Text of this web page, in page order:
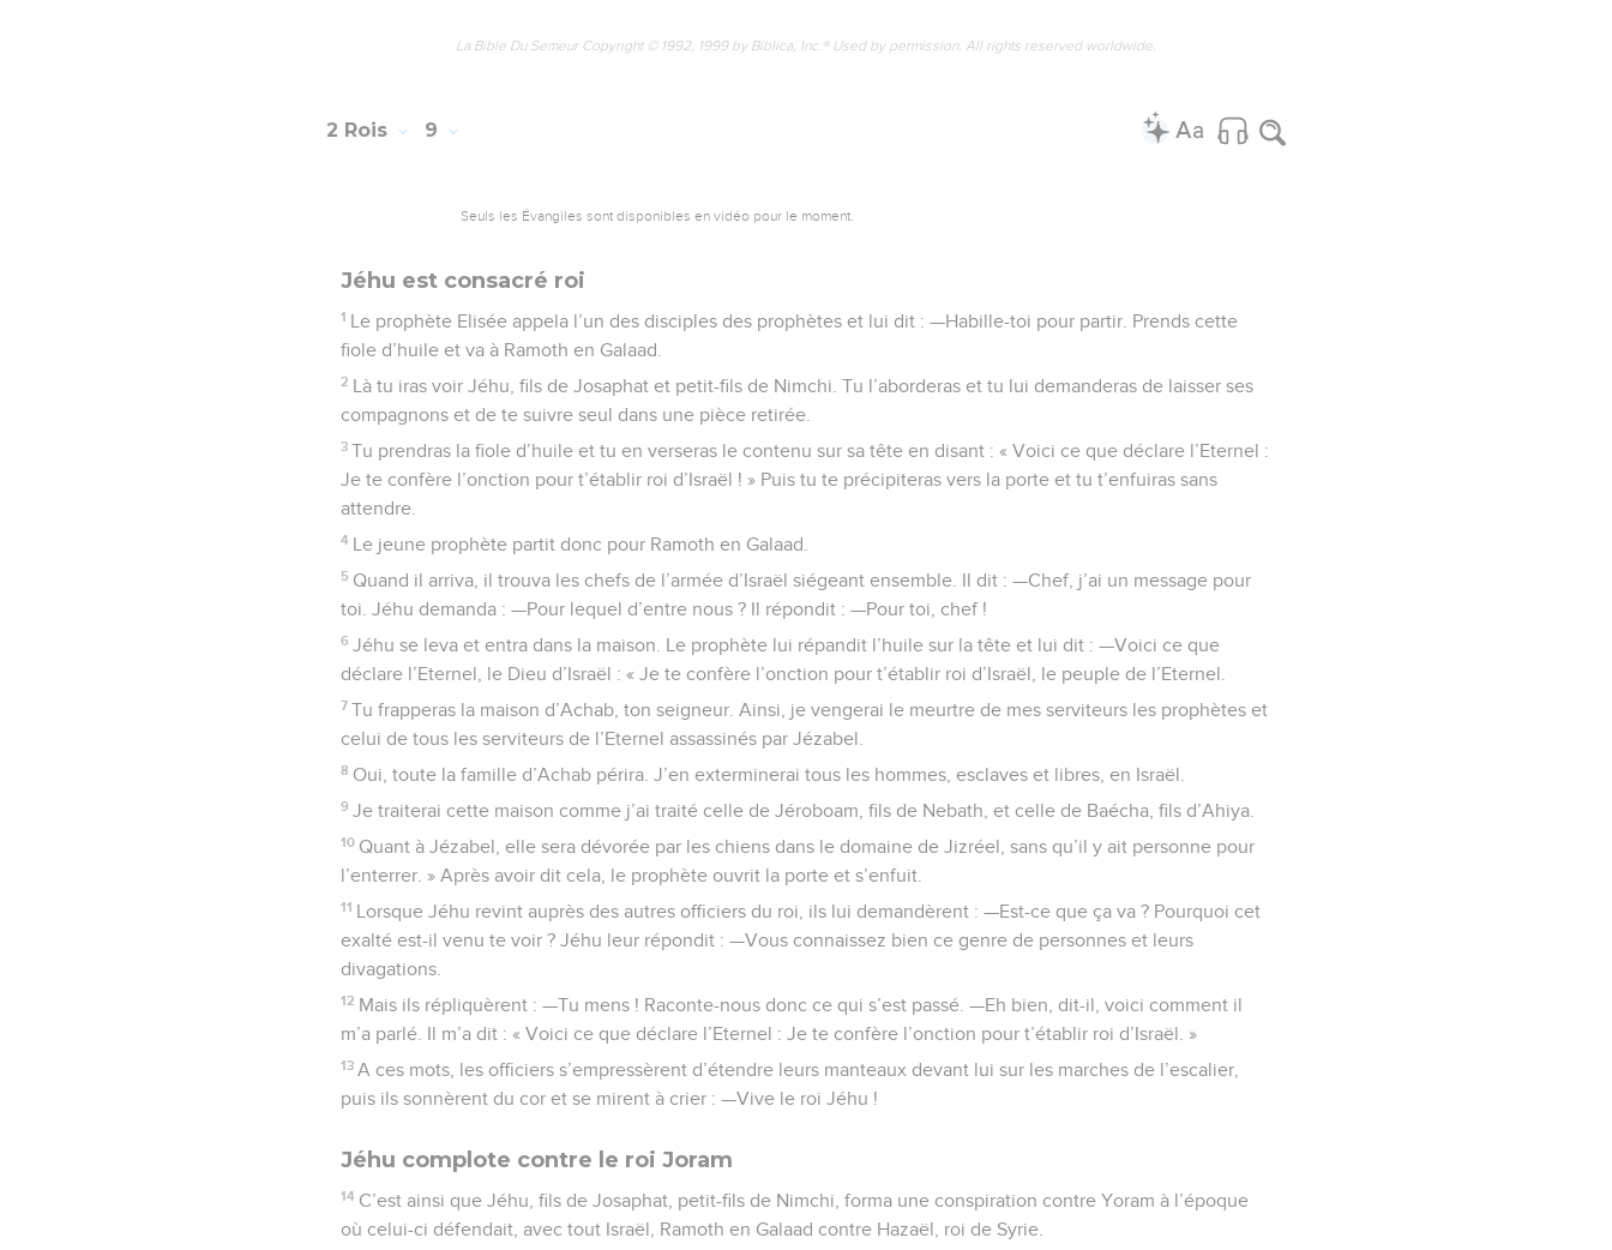
La Bible Du Semeur Copyright © 1992, 1999 by Biblica, Inc.® Used by permission. All rights reserved worldwide.
2 Rois 9
Seuls les Évangiles sont disponibles en vidéo pour le moment.
Jéhu est consacré roi
1 Le prophète Elisée appela l’un des disciples des prophètes et lui dit : —Habille-toi pour partir. Prends cette
fiole d’huile et va à Ramoth en Galaad.
2 Là tu iras voir Jéhu, fils de Josaphat et petit-fils de Nimchi. Tu l’aborderas et tu lui demanderas de laisser ses
compagnons et de te suivre seul dans une pièce retirée.
3 Tu prendras la fiole d’huile et tu en verseras le contenu sur sa tête en disant : « Voici ce que déclare l’Eternel :
Je te confère l’onction pour t’établir roi d’Israël ! » Puis tu te précipiteras vers la porte et tu t’enfuiras sans
attendre.
4 Le jeune prophète partit donc pour Ramoth en Galaad.
5 Quand il arriva, il trouva les chefs de l’armée d’Israël siégeant ensemble. Il dit : —Chef, j’ai un message pour
toi. Jéhu demanda : —Pour lequel d’entre nous ? Il répondit : —Pour toi, chef !
6 Jéhu se leva et entra dans la maison. Le prophète lui répandit l’huile sur la tête et lui dit : —Voici ce que
déclare l’Eternel, le Dieu d’Israël : « Je te confère l’onction pour t’établir roi d’Israël, le peuple de l’Eternel.
7 Tu frapperas la maison d’Achab, ton seigneur. Ainsi, je vengerai le meurtre de mes serviteurs les prophètes et
celui de tous les serviteurs de l’Eternel assassinés par Jézabel.
8 Oui, toute la famille d’Achab périra. J’en exterminerai tous les hommes, esclaves et libres, en Israël.
9 Je traiterai cette maison comme j’ai traité celle de Jéroboam, fils de Nebath, et celle de Baécha, fils d’Ahiya.
10 Quant à Jézabel, elle sera dévorée par les chiens dans le domaine de Jizréel, sans qu’il y ait personne pour
l’enterrer. » Après avoir dit cela, le prophète ouvrit la porte et s’enfuit.
11 Lorsque Jéhu revint auprès des autres officiers du roi, ils lui demandèrent : —Est-ce que ça va ? Pourquoi cet
exalté est-il venu te voir ? Jéhu leur répondit : —Vous connaissez bien ce genre de personnes et leurs
divagations.
12 Mais ils répliquèrent : —Tu mens ! Raconte-nous donc ce qui s’est passé. —Eh bien, dit-il, voici comment il
m’a parlé. Il m’a dit : « Voici ce que déclare l’Eternel : Je te confère l’onction pour t’établir roi d’Israël. »
13 A ces mots, les officiers s’empressèrent d’étendre leurs manteaux devant lui sur les marches de l’escalier,
puis ils sonnèrent du cor et se mirent à crier : —Vive le roi Jéhu !
Jéhu complote contre le roi Joram
14 C’est ainsi que Jéhu, fils de Josaphat, petit-fils de Nimchi, forma une conspiration contre Yoram à l’époque
où celui-ci défendait, avec tout Israël, Ramoth en Galaad contre Hazaël, roi de Syrie.